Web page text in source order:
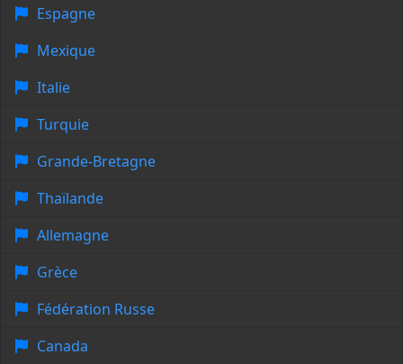
Espagne
Mexique
Italie
Turquie
Grande-Bretagne
Thaïlande
Allemagne
Grèce
Fédération Russe
Canada